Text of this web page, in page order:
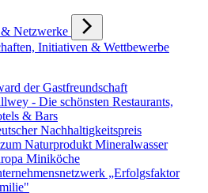
Netzwerke
Initiativen & Wettbewerbe
der Gastfreundschaft
- Die schönsten Restaurants,
& Bars
Nachhaltigkeitspreis
Naturprodukt Mineralwasser
Miniköche
„Erfolgsfaktor